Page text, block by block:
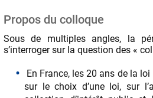
Propos du colloque
Sous de multiples angles, la
s’interroger sur la question des «
En France, les 20 ans de la
sur le choix d’une loi, sur